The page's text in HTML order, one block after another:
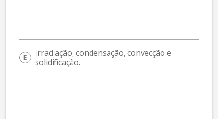
Irradiação, condensação, convecção e
solidificação.